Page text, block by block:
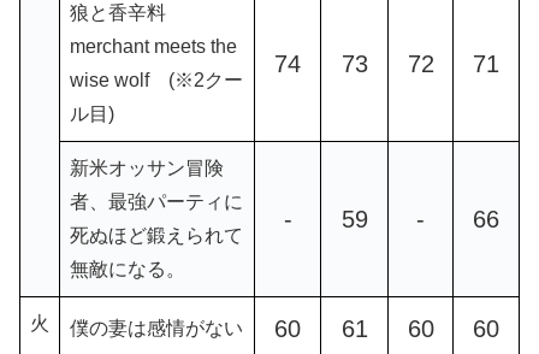
狼と香辛料
merchant meets the
wise wolf (※2クー
ル目)
74 73 72 71
新米オッサン冒険
者、最強パーティに
死ぬほど鍛えられて
無敵になる。
- 59 - 66
火 僕の妻は感情がない 60 61 60 60